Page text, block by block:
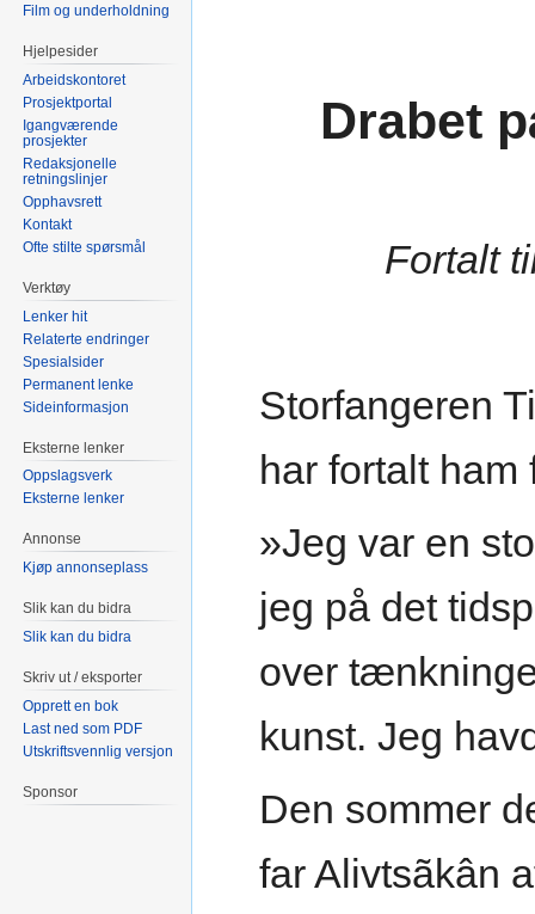
Drabet
Fortalt
Storfangeren
har fortalt
»Jeg var en
jeg på det
over
kunst. Jeg
Den sommer
far Alivtsãkân
Film og underholdning
Hjelpesider
Arbeidskontoret
Prosjektportal
Igangværende
prosjekter
Redaksjonelle
retningslinjer
Opphavsrett
Kontakt
Ofte stilte spørsmål
Verktøy
Lenker hit
Relaterte endringer
Spesialsider
Permanent lenke
Sideinformasjon
Eksterne lenker
Oppslagsverk
Eksterne lenker
Annonse
Kjøp annonseplass
Slik kan du bidra
Slik kan du bidra
Skriv ut / eksporter
Opprett en bok
Last ned som PDF
Utskriftsvennlig versjon
Sponsor